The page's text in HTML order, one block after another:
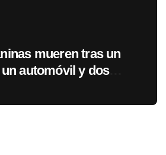
mueren tras un
automóvil y dos
y Esteros